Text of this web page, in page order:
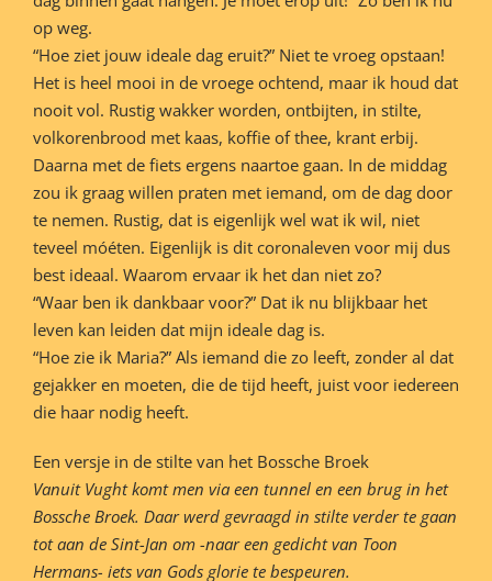
op weg.
“Hoe ziet jouw ideale dag eruit?” Niet te vroeg opstaan!
Het is heel mooi in de vroege ochtend, maar ik houd dat
nooit vol. Rustig wakker worden, ontbijten, in stilte,
volkorenbrood met kaas, koffie of thee, krant erbij.
Daarna met de fiets ergens naartoe gaan. In de middag
zou ik graag willen praten met iemand, om de dag door
te nemen. Rustig, dat is eigenlijk wel wat ik wil, niet
teveel móéten. Eigenlijk is dit coronaleven voor mij dus
best ideaal. Waarom ervaar ik het dan niet zo?
“Waar ben ik dankbaar voor?” Dat ik nu blijkbaar het
leven kan leiden dat mijn ideale dag is.
“Hoe zie ik Maria?” Als iemand die zo leeft, zonder al dat
gejakker en moeten, die de tijd heeft, juist voor iedereen
die haar nodig heeft.
Een versje in de stilte van het Bossche Broek
Vanuit Vught komt men via een tunnel en een brug in het
Bossche Broek. Daar werd gevraagd in stilte verder te gaan
tot aan de Sint-Jan om -naar een gedicht van Toon
Hermans- iets van Gods glorie te bespeuren.